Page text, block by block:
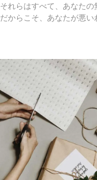
それらはすべて、 あなたの
だからこそ、あなたが悪い